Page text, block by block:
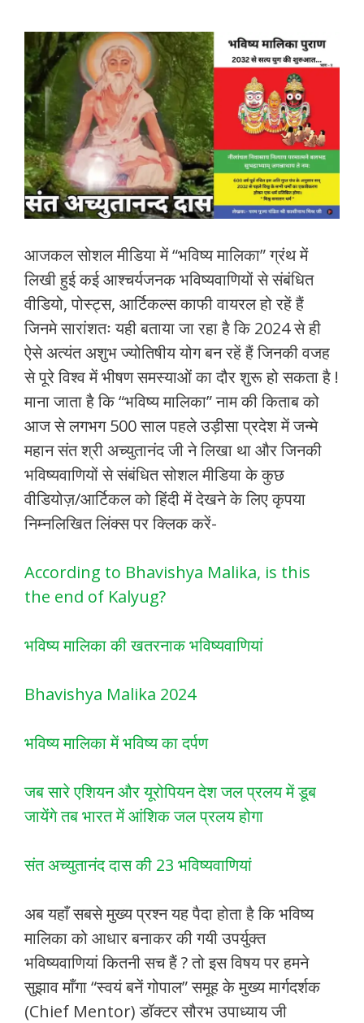
आजकल सोशल मीडिया में “भविष्य मालिका” ग्रंथ में
लिखी हुई कई आश्चर्यजनक भविष्यवाणियों से संबंधित
वीडियो, पोस्ट्स, आर्टिकल्स काफी वायरल हो रहें हैं
जिनमे सारांशतः यही बताया जा रहा है कि 2024 से ही
ऐसे अत्यंत अशुभ ज्योतिषीय योग बन रहें हैं जिनकी वजह
से पूरे विश्व में भीषण समस्याओं का दौर शुरू हो सकता है !
माना जाता है कि “भविष्य मालिका” नाम की किताब को
आज से लगभग 500 साल पहले उड़ीसा प्रदेश में जन्मे
महान संत श्री अच्युतानंद जी ने लिखा था और जिनकी
भविष्यवाणियों से संबंधित सोशल मीडिया के कुछ
वीडियोज़/आर्टिकल को हिंदी में देखने के लिए कृपया
निम्नलिखित लिंक्स पर क्लिक करें-
According to Bhavishya Malika, is this
the end of Kalyug?
भविष्य मालिका की खतरनाक भविष्यवाणियां
Bhavishya Malika 2024
भविष्य मालिका में भविष्य का दर्पण
जब सारे एशियन और यूरोपियन देश जल प्रलय में डूब
जायेंगे तब भारत में आंशिक जल प्रलय होगा
संत अच्युतानंद दास की 23 भविष्यवाणियां
अब यहाँ सबसे मुख्य प्रश्न यह पैदा होता है कि भविष्य
मालिका को आधार बनाकर की गयी उपर्युक्त
भविष्यवाणियां कितनी सच हैं ? तो इस विषय पर हमने
सुझाव माँगा “स्वयं बनें गोपाल” समूह के मुख्य मार्गदर्शक
(Chief Mentor) डॉक्टर सौरभ उपाध्याय जी